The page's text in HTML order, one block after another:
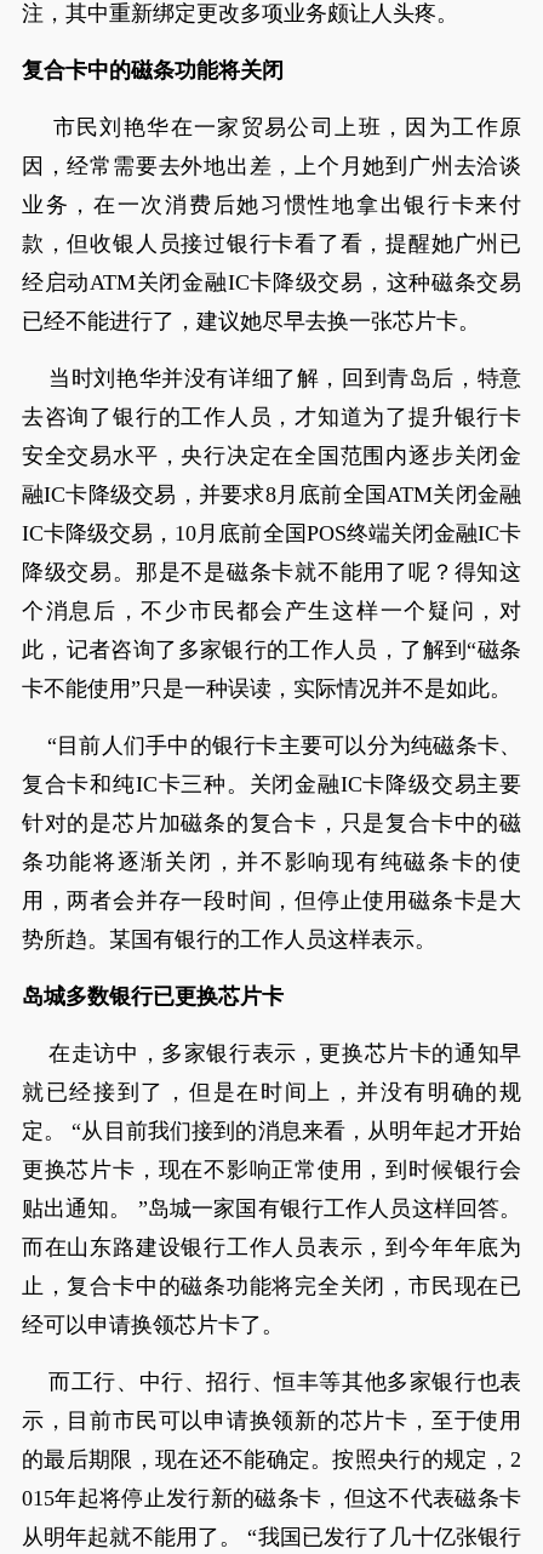
注，其中重新绑定更改多项业务颇让人头疼。
复合卡中的磁条功能将关闭
市民刘艳华在一家贸易公司上班，因为工作原
因，经常需要去外地出差，上个月她到广州去洽谈
业务，在一次消费后她习惯性地拿出银行卡来付
款，但收银人员接过银行卡看了看，提醒她广州已
经启动ATM关闭金融IC卡降级交易，这种磁条交易
已经不能进行了，建议她尽早去换一张芯片卡。
当时刘艳华并没有详细了解，回到青岛后，特意
去咨询了银行的工作人员，才知道为了提升银行卡
安全交易水平，央行决定在全国范围内逐步关闭金
融IC卡降级交易，并要求8月底前全国ATM关闭金融
IC卡降级交易，10月底前全国POS终端关闭金融IC卡
降级交易。那是不是磁条卡就不能用了呢？得知这
个消息后，不少市民都会产生这样一个疑问，对
此，记者咨询了多家银行的工作人员，了解到“磁条
卡不能使用”只是一种误读，实际情况并不是如此。
“目前人们手中的银行卡主要可以分为纯磁条卡、
复合卡和纯IC卡三种。关闭金融IC卡降级交易主要
针对的是芯片加磁条的复合卡，只是复合卡中的磁
条功能将逐渐关闭，并不影响现有纯磁条卡的使
用，两者会并存一段时间，但停止使用磁条卡是大
势所趋。某国有银行的工作人员这样表示。
岛城多数银行已更换芯片卡
在走访中，多家银行表示，更换芯片卡的通知早
就已经接到了，但是在时间上，并没有明确的规
定。 “从目前我们接到的消息来看，从明年起才开始
更换芯片卡，现在不影响正常使用，到时候银行会
贴出通知。 ”岛城一家国有银行工作人员这样回答。
而在山东路建设银行工作人员表示，到今年年底为
止，复合卡中的磁条功能将完全关闭，市民现在已
经可以申请换领芯片卡了。
而工行、中行、招行、恒丰等其他多家银行也表
示，目前市民可以申请换领新的芯片卡，至于使用
的最后期限，现在还不能确定。按照央行的规定，2
015年起将停止发行新的磁条卡，但这不代表磁条卡
从明年起就不能用了。 “我国已发行了几十亿张银行